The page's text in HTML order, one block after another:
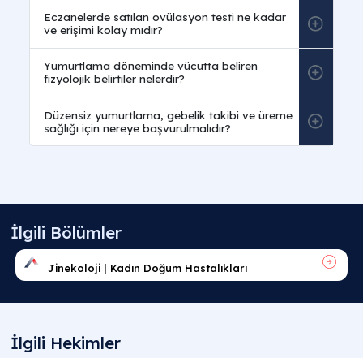
Sıkça Sorulan Sorular
ve ne anlama gelir?
Ovülasyon nedir